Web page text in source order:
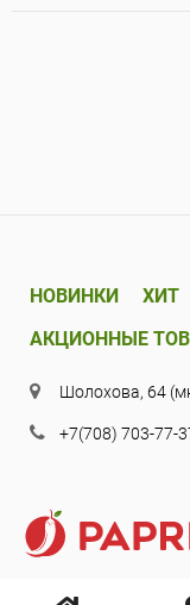
НОВИНКИ ХИТ
АКЦИОННЫЕ
Шолохова, 64
+7(708) 703-77-